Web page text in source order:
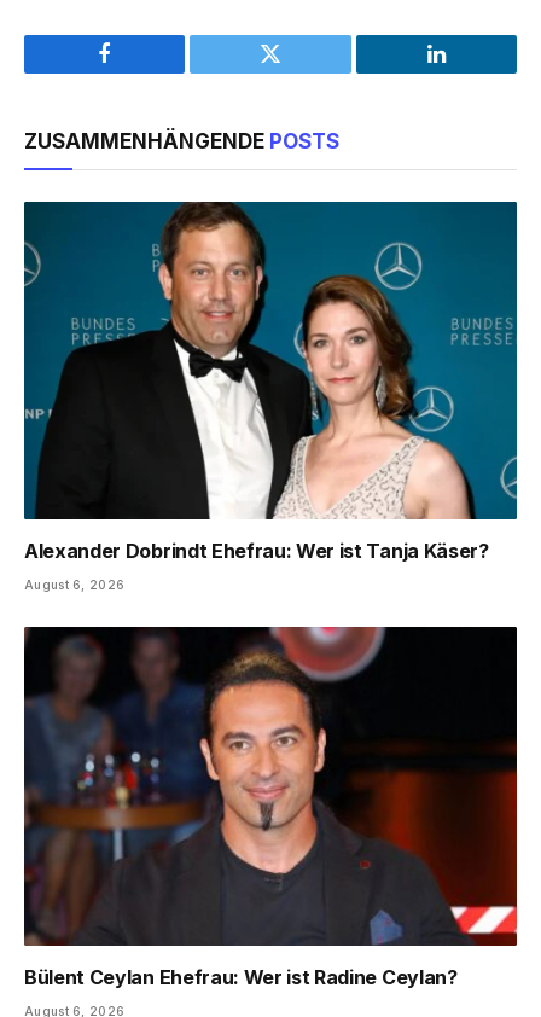
Facebook Twitter LinkedIn
ZUSAMMENHÄNGENDE POSTS
Alexander Dobrindt Ehefrau: Wer ist Tanja Käser?
August 6, 2026
Bülent Ceylan Ehefrau: Wer ist Radine Ceylan?
August 6, 2026